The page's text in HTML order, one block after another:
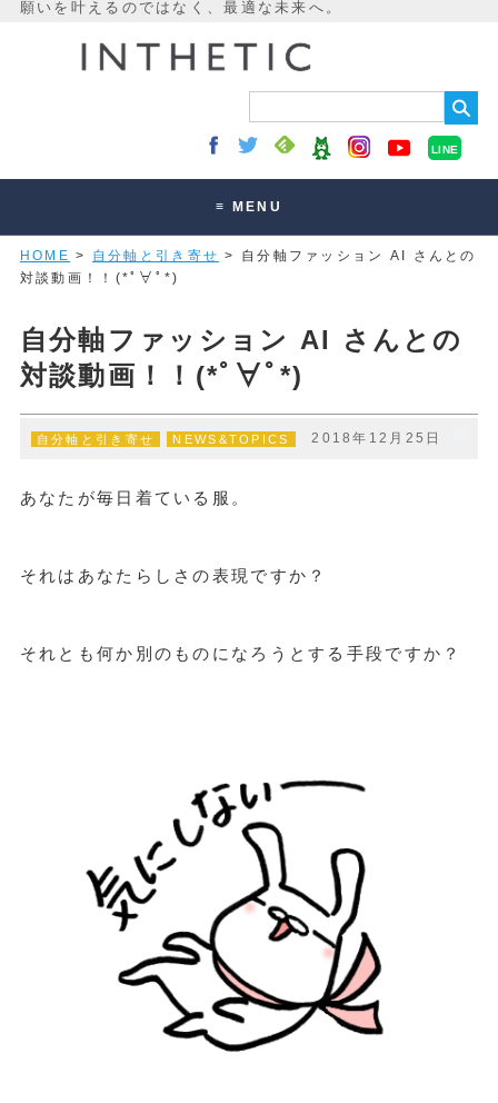
LINE
≡ MENU
未来最適化とは
お客様の声
読みもの
オンラインサロン
HOME > 自分軸と引き寄せ > 自分軸ファッション AI さんとの
対談動画！！(*ﾟ∀ﾟ*)
自分軸ファッション AI さんとの
対談動画！！(*ﾟ∀ﾟ*)
自分軸と引き寄せ NEWS&TOPICS 2018年12月25日
あなたが毎日着ている服。
それはあなたらしさの表現ですか？
それとも何か別のものになろうとする手段ですか？